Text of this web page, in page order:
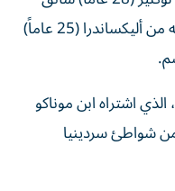
فريقي فيراري مولوده الأول بعد زواجه من أليكساندرا (25 عاماً)
اشتراه ابن موناكو
من شواطئ سردينيا